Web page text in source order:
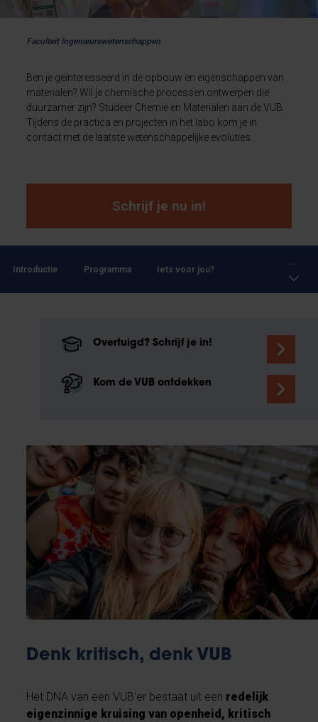
Faculteit Ingenieurswetenschappen
Ben je geïnteresseerd in de opbouw en eigenschappen van
materialen? Wil je chemische processen ontwerpen die
duurzamer zijn? Studeer Chemie en Materialen aan de VUB.
Tijdens de practica en projecten in het labo kom je in
contact met de laatste wetenschappelijke evoluties.
Schrijf je nu in!
Introductie Programma Iets voor jou?
Overtuigd? Schrijf je in!
Kom de VUB ontdekken
Denk kritisch, denk VUB
Het DNA van een VUB'er bestaat uit een redelijk
eigenzinnige kruising van openheid, kritisch